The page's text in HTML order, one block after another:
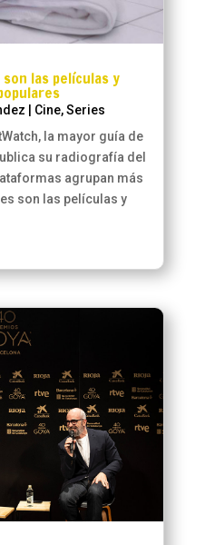
las películas y
Cine,Series
la mayor guía de
su radiografía del
agrupan más
son las películas y